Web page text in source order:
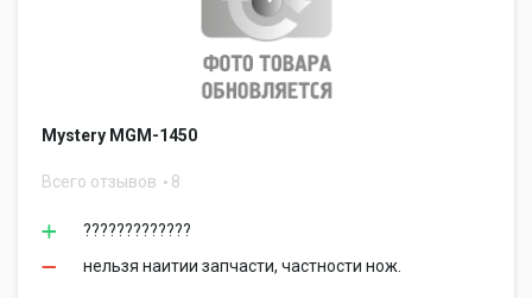
Mystery MGM-1450
Всего отзывов 8
?????????????
нельзя наитии запчасти, частности нож.